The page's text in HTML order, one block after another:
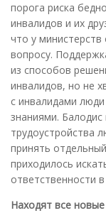
порога риска
инвалидов и их
что у министерств
вопросу.
из способов
инвалидов, но не
с инвалидами
знаниями.
трудоустройства
принять
приходилось
ответственности
Находят все